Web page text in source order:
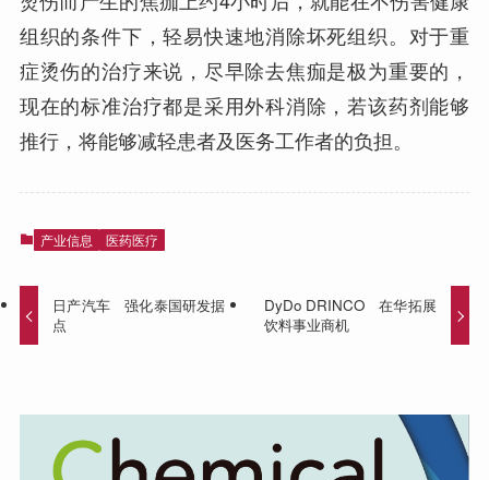
组织的条件下，轻易快速地消除坏死组织。对于重
症烫伤的治疗来说，尽早除去焦痂是极为重要的，
现在的标准治疗都是采用外科消除，若该药剂能够
推行，将能够减轻患者及医务工作者的负担。
产业信息 医药医疗
日产汽车 强化泰国研发据
点
DyDo DRINCO 在华拓展
饮料事业商机